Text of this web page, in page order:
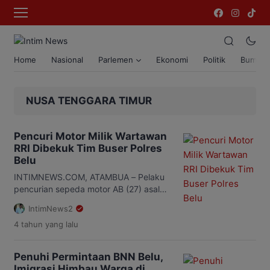
Home Nasional Parlemen Ekonomi Politik Bumi
NUSA TENGGARA TIMUR
Pencuri Motor Milik Wartawan
RRI Dibekuk Tim Buser Polres
Belu
INTIMNEWS.COM, ATAMBUA – Pelaku
pencurian sepeda motor AB (27) asal
Salore, Kecamatan Kakuluk Mesak
dibekuk tim Buser Polres Belu.
Penangkapan pelaku dipimpin Kanit
22.00 Wita. Selain pelaku, polisi juga
IntimNews2
4 tahun yang lalu
Penuhi Permintaan BNN Belu,